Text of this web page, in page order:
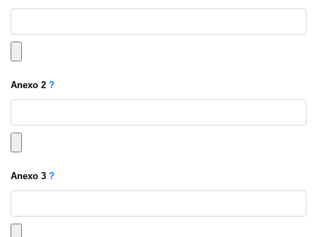
Anexo 2 ?
Anexo 3 ?